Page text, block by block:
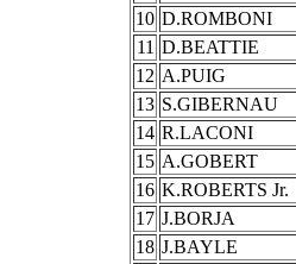
10 D.ROMBONI
11 D.BEATTIE
12 A.PUIG
13 S.GIBERNAU
14 R.LACONI
15 A.GOBERT
16 K.ROBERTS Jr.
17 J.BORJA
18 J.BAYLE